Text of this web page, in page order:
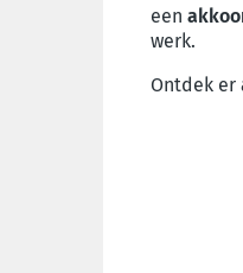
een
werk.
Ontdek